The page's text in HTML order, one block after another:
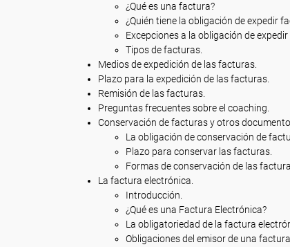
¿Qué es una factura?
¿Quién tiene la obligación de expedir
Excepciones a la obligación de expedir
Tipos de facturas.
Medios de expedición de las facturas.
Plazo para la expedición de las facturas.
Remisión de las facturas.
Preguntas frecuentes sobre el coaching.
Conservación de facturas y otros
La obligación de conservación de
Plazo para conservar las facturas.
Formas de conservación de las
La factura electrónica.
Introducción.
¿Qué es una Factura Electrónica?
La obligatoriedad de la factura
Obligaciones del emisor de una